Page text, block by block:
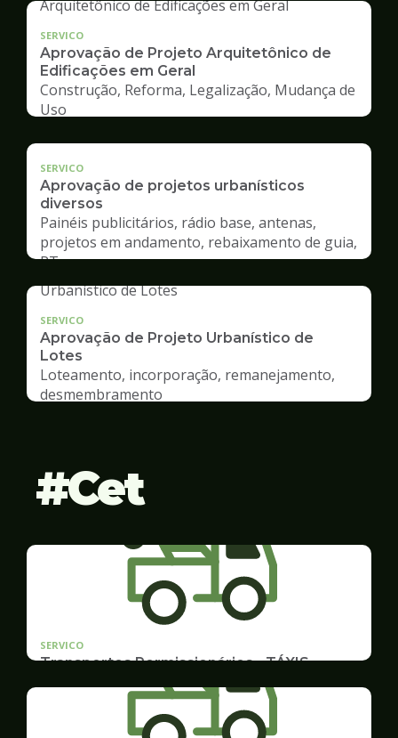
SERVICO
Aprovação de Projeto Arquitetônico de
Edificações em Geral
Construção, Reforma, Legalização, Mudança de
Uso
SERVICO
Aprovação de projetos urbanísticos
diversos
Painéis publicitários, rádio base, antenas,
projetos em andamento, rebaixamento de guia,
RT
SERVICO
Aprovação de Projeto Urbanístico de
Lotes
Loteamento, incorporação, remanejamento,
desmembramento
Cet
SERVICO
Transportes Permissionários - TÁXIS